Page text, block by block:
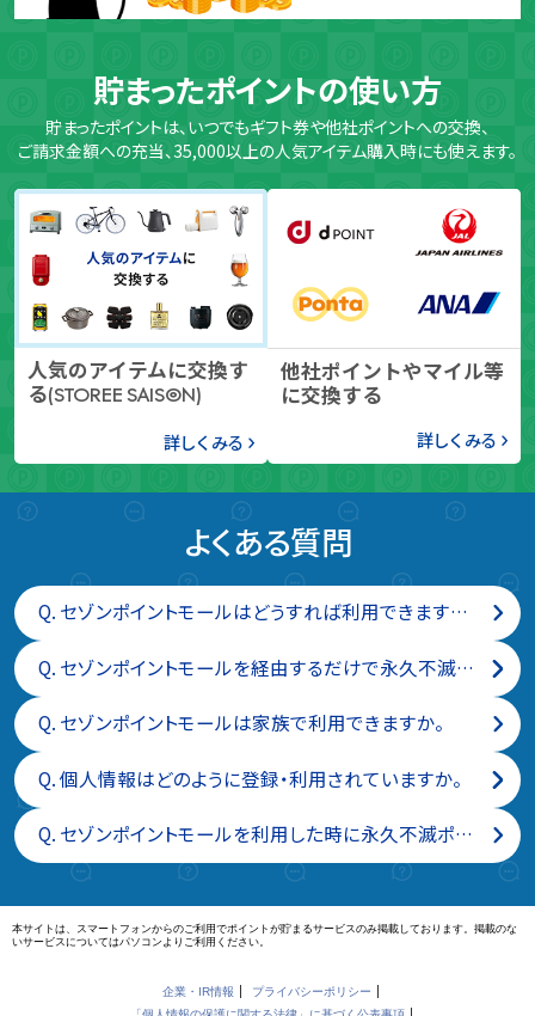
貯まったポイントの使い方
貯まったポイントは、いつでもギフト券や他社ポイントへの交換、
ご請求金額への充当、35,000以上の人気アイテム購入時にも使えます。
人気のアイテムに交換す
る(STOREE SAISON)
詳しくみる
他社ポイントやマイル等
に交換する
詳しくみる
よくある質問
Q. セゾンポイントモールはどうすれば利用できますか。無料で登録できますか。
Q. セゾンポイントモールを経由するだけで永久不滅ポイントが付与されるのは、なぜですか。
Q. セゾンポイントモールは家族で利用できますか。
Q.個人情報はどのように登録・利用されていますか。
Q. セゾンポイントモールを利用した時に永久不滅ポイントがどのくらいつくのか教えてください。
本サイトは、スマートフォンからのご利用でポイントが貯まるサービスのみ掲載しております。掲載のな
いサービスについてはパソコンよりご利用ください。
企業・IR情報
プライバシーポリシー